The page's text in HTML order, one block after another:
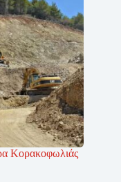
Κορακοφωλιάς